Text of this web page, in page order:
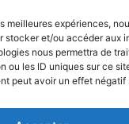
meilleures expériences,
stocker et/ou accéder aux
nous permettra de
ou les ID uniques sur ce
peut avoir un effet